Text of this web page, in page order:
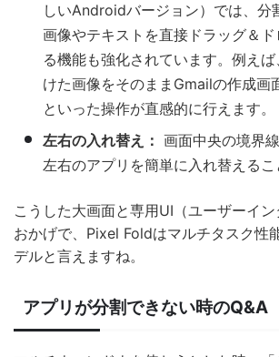
しいAndroidバージョン）では、分
画像やテキストを直接ドラッグ＆
る機能も強化されています。例え
けた画像をそのままGmailの作成画
といった操作が直感的に行えます。
左右の入れ替え： 画面中央の境界
左右のアプリを簡単に入れ替えるこ
こうした大画面と専用UI（ユーザーイ
おかげで、Pixel Foldはマルチタスク性
デルと言えますね。
アプリが分割できない時のQ&A